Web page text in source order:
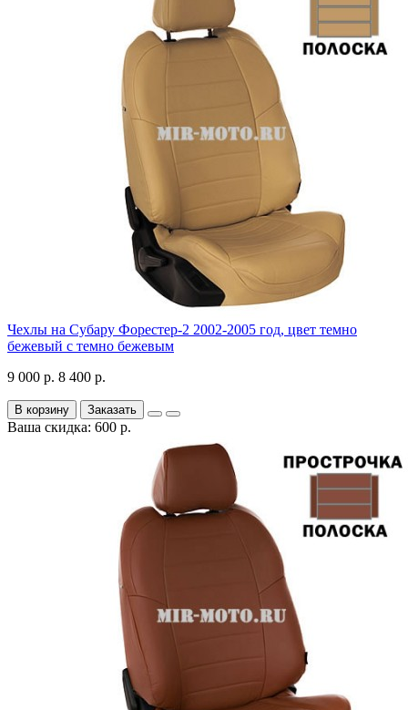
Чехлы на Субару Форестер-2 2002-2005 год, цвет темно
бежевый с темно бежевым
9 000 р. 8 400 р.
В корзину Заказать
Ваша скидка: 600 р.